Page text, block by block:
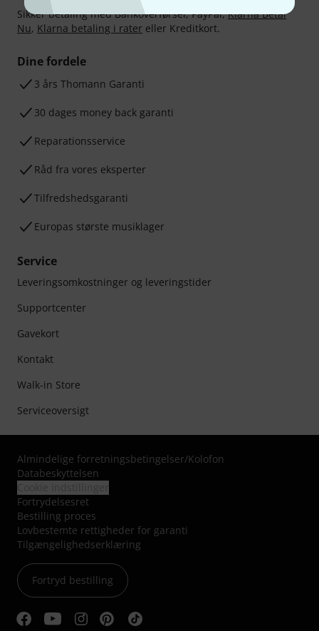
Sikker betaling med Bankoverførsel, PayPal,Klarna Betal
Nu, Klarna betaling i rater eller Kreditkort.
Dine fordele
3 års Thomann Garanti
30 dages money back garanti
Reparationsservice
Råd fra vores eksperter
Tilfredshedsgaranti
Europas største musiklager
Service
Leveringsomkostninger og leveringstider
Supportcenter
Gavekort
Kontakt
Walk-in Store
Serviceoversigt
Almindelige forretningsbetingelser/Kolofon
Databeskyttelsen
Fortrydelsesret
Bestilling proces
Lovbestemte rettigheder for garanti
Tilgængelighedserklæring
Fortryd bestilling